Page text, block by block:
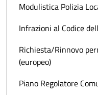
Modulistica Polizia
Infrazioni al Codice
Richiesta/Rinnovo
(europeo)
Piano Regolatore